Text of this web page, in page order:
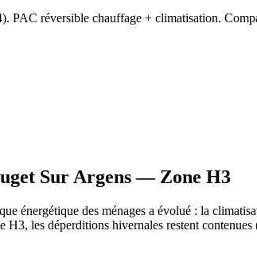
PAC réversible chauffage + climatisation.
Sur Argens— Zone H3
énergétique des ménages a évolué : la
les déperditions hivernales restent